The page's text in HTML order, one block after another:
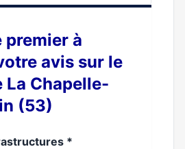
premier à
avis sur le
La Chapelle-
(53)
*